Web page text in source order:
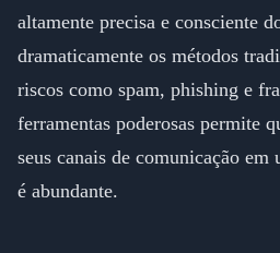
altamente precisa e consciente
dramaticamente os métodos
riscos como spam, phishing e
ferramentas poderosas permite
seus canais de comunicação
é abundante.